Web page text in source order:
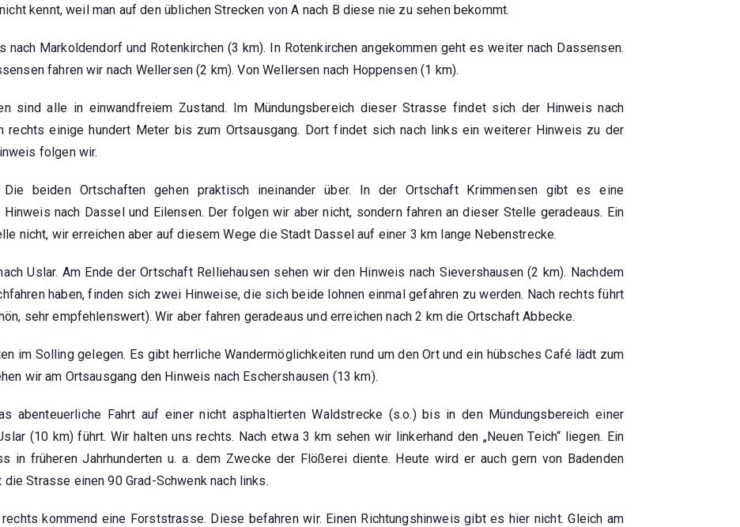
kennt, weil man auf den üblichen Strecken von A nach B diese nie zu sehen bekommt.
Markoldendorf und Rotenkirchen (3 km). In Rotenkirchen angekommen geht es weiter nach Dassensen.
fahren wir nach Wellersen (2 km). Von Wellersen nach Hoppensen (1 km).
sind alle in einwandfreiem Zustand. Im Mündungsbereich dieser Strasse findet sich der Hinweis nach
rechts einige hundert Meter bis zum Ortsausgang. Dort findet sich nach links ein weiterer Hinweis zu der
folgen wir.
Die beiden Ortschaften gehen praktisch ineinander über. In der Ortschaft Krimmensen gibt es eine
nach Dassel und Eilensen. Der folgen wir aber nicht, sondern fahren an dieser Stelle geradeaus. Ein
nicht, wir erreichen aber auf diesem Wege die Stadt Dassel auf einer 3 km lange Nebenstrecke.
Uslar. Am Ende der Ortschaft Relliehausen sehen wir den Hinweis nach Sievershausen (2 km). Nachdem
haben, finden sich zwei Hinweise, die sich beide lohnen einmal gefahren zu werden. Nach rechts führt
sehr empfehlenswert). Wir aber fahren geradeaus und erreichen nach 2 km die Ortschaft Abbecke.
im Solling gelegen. Es gibt herrliche Wandermöglichkeiten rund um den Ort und ein hübsches Café lädt zum
wir am Ortsausgang den Hinweis nach Eschershausen (13 km).
abenteuerliche Fahrt auf einer nicht asphaltierten Waldstrecke (s.o.) bis in den Mündungsbereich einer
(10 km) führt. Wir halten uns rechts. Nach etwa 3 km sehen wir linkerhand den „Neuen Teich“ liegen. Ein
in früheren Jahrhunderten u. a. dem Zwecke der Flößerei diente. Heute wird er auch gern von Badenden
Strasse einen 90 Grad-Schwenk nach links.
kommend eine Forststrasse. Diese befahren wir. Einen Richtungshinweis gibt es hier nicht. Gleich am